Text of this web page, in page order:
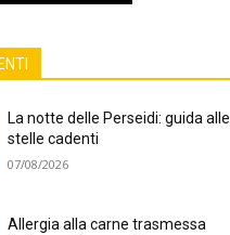
La notte delle Perseidi: guida alle
stelle cadenti
07/08/2026
Allergia alla carne trasmessa